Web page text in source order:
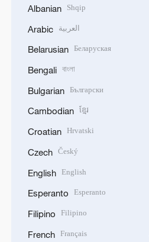
Albanian Shqip
Arabic العربية
Belarusian Беларуская
Bengali বাংলা
Bulgarian Български
Cambodian ខ្មែរ
Croatian Hrvatski
Czech Český
English English
Esperanto Esperanto
Filipino Filipino
French Français